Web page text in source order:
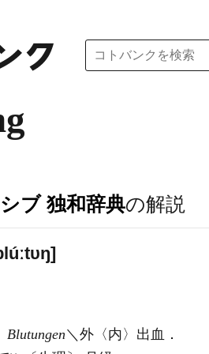
ブ 独和辞典の解説
Blutungen＼外〈内〉出血．